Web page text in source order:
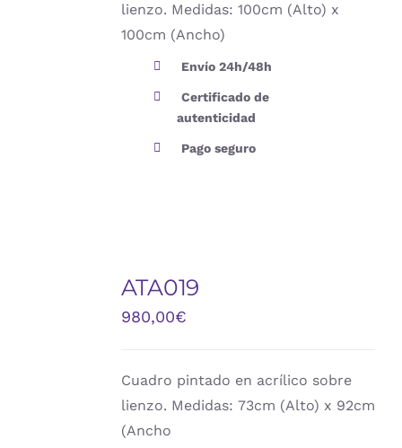
lienzo. Medidas: 100cm (Alto) x
100cm (Ancho)
Envío 24h/48h
Certificado de
autenticidad
Pago seguro
ATA019
980,00€
Cuadro pintado en acrílico sobre
lienzo. Medidas: 73cm (Alto) x 92cm
(Ancho